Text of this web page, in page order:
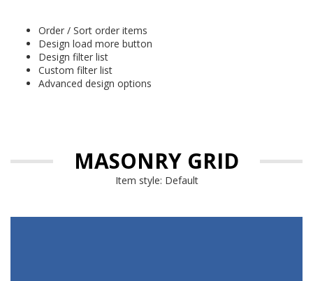
Order / Sort order items
Design load more button
Design filter list
Custom filter list
Advanced design options
MASONRY GRID
Item style: Default